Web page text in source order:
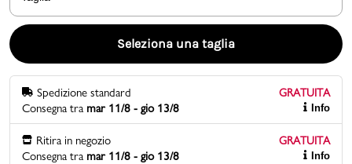
Promo & News
negozi
contatti
Seleziona una taglia
Spedizione standard
GRATUITA
Consegna tra mar 11/8 - gio 13/8 Info
Ritira in negozio
GRATUITA
Consegna tra mar 11/8 - gio 13/8 Info